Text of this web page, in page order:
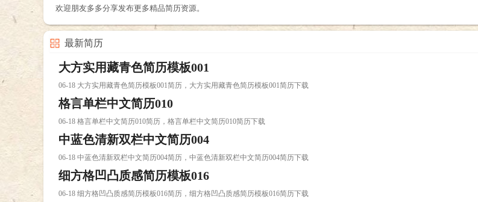
欢迎朋友多多分享发布更多精品简历资源。
最新简历
大方实用藏青色简历模板001
06-18 大方实用藏青色简历模板001简历，大方实用藏青色简历模板001简历下载
格言单栏中文简历010
06-18 格言单栏中文简历010简历，格言单栏中文简历010简历下载
中蓝色清新双栏中文简历004
06-18 中蓝色清新双栏中文简历004简历，中蓝色清新双栏中文简历004简历下载
细方格凹凸质感简历模板016
06-18 细方格凹凸质感简历模板016简历，细方格凹凸质感简历模板016简历下载